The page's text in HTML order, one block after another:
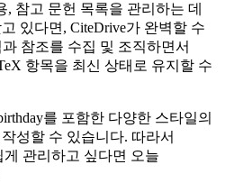
, 참고 문헌 목록을 관리하는 데
있다면, CiteDrive가 완벽할 수
참조를 수집 및 조직하면서
항목을 최신 상태로 유지할 수
를 포함한 다양한 스타일의
성할 수 있습니다. 따라서
게 관리하고 싶다면 오늘